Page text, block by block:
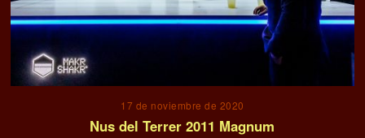
17 de noviembre de 2020
Nus del Terrer 2011 Magnum